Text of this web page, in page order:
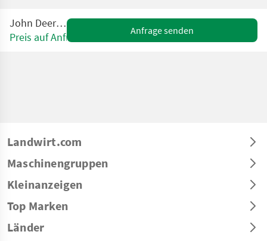
John Deere 730
Preis auf Anfrage
Anfrage senden
Landwirt.com
Maschinengruppen
Kleinanzeigen
Top Marken
Länder